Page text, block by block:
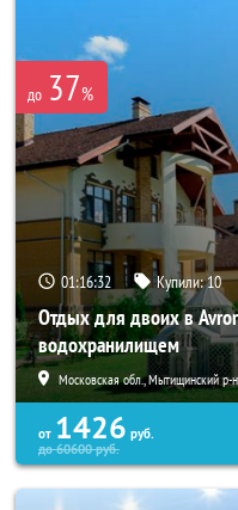
до 37%
01:16:30 Купили:10
Отдых для двоих в
водохранилищем
Московская обл., Мытищинский р-
от 1426 руб.
до60600руб.